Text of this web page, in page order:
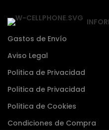
Gastos de Envío
Aviso Legal
Politica de Privacidad
Politica de Privacidad
Politica de Cookies
Condiciones de Compra